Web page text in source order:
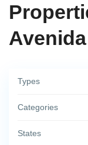
Types
Categories
States